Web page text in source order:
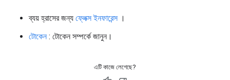
ব্যয় হ্রাসের জন্য ফ্লেক্স ইনফারেন্স।
টোকেন: টোকেন সম্পর্কে জানুন।
এটি কাজে লেগেছে?